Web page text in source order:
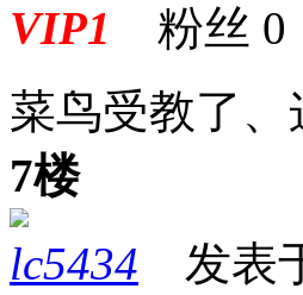
VIP1 粉丝 0
菜鸟受教了、
7楼
lc5434 发表